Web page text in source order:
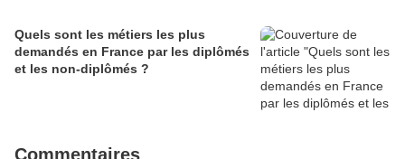
Quels sont les métiers les plus
demandés en France par les diplômés
et les non-diplômés ?
Commentaires